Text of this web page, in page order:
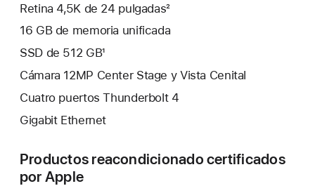
Retina 4,5K de 24 pulgadas²
16 GB de memoria unificada
SSD de 512 GB¹
Cámara 12MP Center Stage y Vista Cenital
Cuatro puertos Thunderbolt 4
Gigabit Ethernet
Productos reacondicionado certificados
por Apple